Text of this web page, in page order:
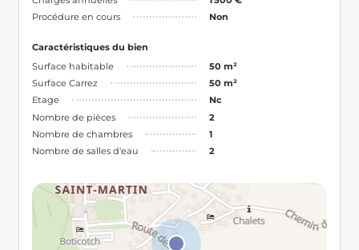
Procédure en cours
Non
Caractéristiques du bien
Surface habitable
50 m²
Surface Carrez
50 m²
Etage
Nc
Nombre de pièces
2
Nombre de chambres
1
Nombre de salles d'eau
2